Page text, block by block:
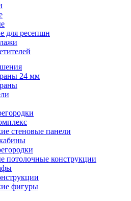
для ресепшн
24 мм
стеновые панели
потолочные конструкции
фигуры